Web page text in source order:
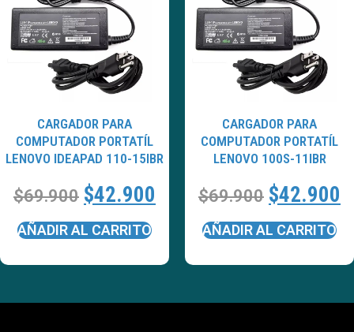
CARGADOR PARA
COMPUTADOR PORTATÍL
LENOVO IDEAPAD 110-15IBR
$69.900 $42.900
AÑADIR AL CARRITO
CARGADOR PARA
COMPUTADOR PORTATÍL
LENOVO 100S-11IBR
$69.900 $42.900
AÑADIR AL CARRITO